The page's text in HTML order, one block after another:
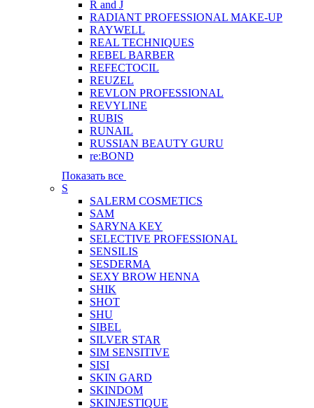
R and J
RADIANT PROFESSIONAL MAKE-UP
RAYWELL
REAL TECHNIQUES
REBEL BARBER
REFECTOCIL
REUZEL
REVLON PROFESSIONAL
REVYLINE
RUBIS
RUNAIL
RUSSIAN BEAUTY GURU
re:BOND
Показать все
S
SALERM COSMETICS
SAM
SARYNA KEY
SELECTIVE PROFESSIONAL
SENSILIS
SESDERMA
SEXY BROW HENNA
SHIK
SHOT
SHU
SIBEL
SILVER STAR
SIM SENSITIVE
SISI
SKIN GARD
SKINDOM
SKINJESTIQUE